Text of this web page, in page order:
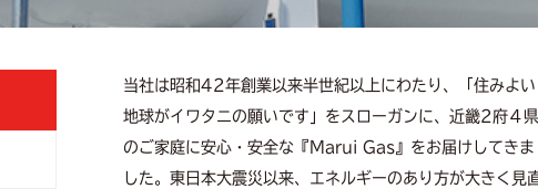
当社は昭和42年創業以来半世紀以上にわたり、「住みよい
地球がイワタニの願いです」をスローガンに、近畿2府４県
のご家庭に安心・安全な『Marui Gas』をお届けしてきま
した。東日本大震災以来、エネルギーのあり方が大きく見